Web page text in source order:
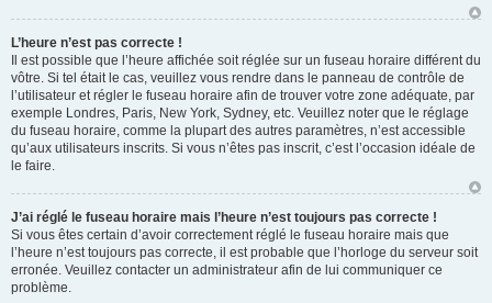
L’heure n’est pas correcte !
Il est possible que l’heure affichée soit réglée sur un fuseau horaire différent du
vôtre. Si tel était le cas, veuillez vous rendre dans le panneau de contrôle de
l’utilisateur et régler le fuseau horaire afin de trouver votre zone adéquate, par
exemple Londres, Paris, New York, Sydney, etc. Veuillez noter que le réglage
du fuseau horaire, comme la plupart des autres paramètres, n’est accessible
qu’aux utilisateurs inscrits. Si vous n’êtes pas inscrit, c’est l’occasion idéale de
le faire.
J’ai réglé le fuseau horaire mais l’heure n’est toujours pas correcte !
Si vous êtes certain d’avoir correctement réglé le fuseau horaire mais que
l’heure n’est toujours pas correcte, il est probable que l’horloge du serveur soit
erronée. Veuillez contacter un administrateur afin de lui communiquer ce
problème.